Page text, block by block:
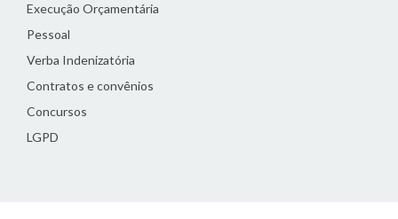
Execução Orçamentária
Pessoal
Verba Indenizatória
Contratos e convênios
Concursos
LGPD